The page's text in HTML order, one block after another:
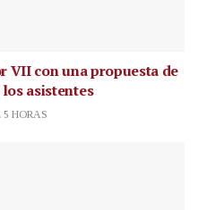
VII con una propuesta de
asistentes
HORAS